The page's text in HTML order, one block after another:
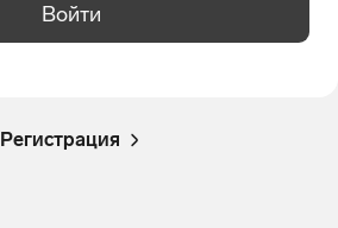
Войти
Регистрация